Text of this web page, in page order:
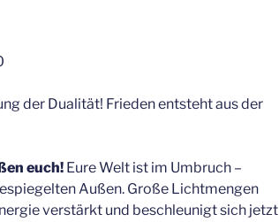
der Dualität! Frieden entsteht aus der
euch!Eure Welt ist im Umbruch –
Außen. Große Lichtmengen
verstärkt und beschleunigt sich jetzt